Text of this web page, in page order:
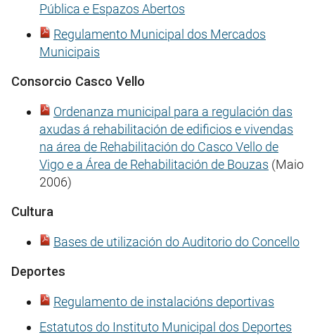
Pública e Espazos Abertos
Regulamento Municipal dos Mercados
Municipais
Consorcio Casco Vello
Ordenanza municipal para a regulación das
axudas á rehabilitación de edificios e vivendas
na área de Rehabilitación do Casco Vello de
Vigo e a Área de Rehabilitación de Bouzas (Maio
2006)
Cultura
Bases de utilización do Auditorio do Concello
Deportes
Regulamento de instalacións deportivas
Estatutos do Instituto Municipal dos Deportes